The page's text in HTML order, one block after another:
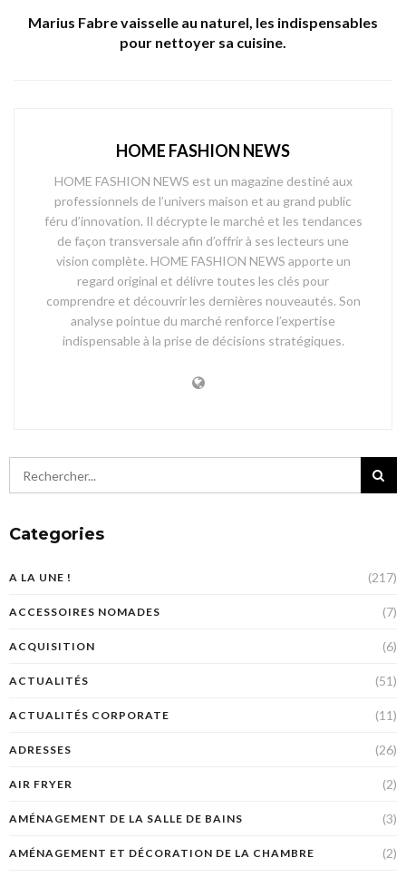
Marius Fabre vaisselle au naturel, les indispensables
pour nettoyer sa cuisine.
HOME FASHION NEWS
HOME FASHION NEWS est un magazine destiné aux
professionnels de l’univers maison et au grand public
féru d’innovation. Il décrypte le marché et les tendances
de façon transversale afin d’offrir à ses lecteurs une
vision complète. HOME FASHION NEWS apporte un
regard original et délivre toutes les clés pour
comprendre et découvrir les dernières nouveautés. Son
analyse pointue du marché renforce l’expertise
indispensable à la prise de décisions stratégiques.
Categories
A LA UNE ! (217)
ACCESSOIRES NOMADES (7)
ACQUISITION (6)
ACTUALITÉS (51)
ACTUALITÉS CORPORATE (11)
ADRESSES (26)
AIR FRYER (2)
AMÉNAGEMENT DE LA SALLE DE BAINS (3)
AMÉNAGEMENT ET DÉCORATION DE LA CHAMBRE (2)